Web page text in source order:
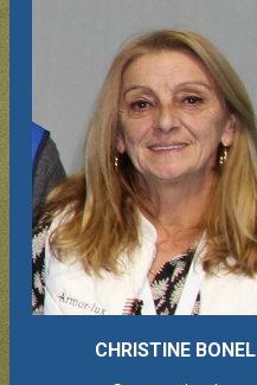
CHRISTINE BONEL